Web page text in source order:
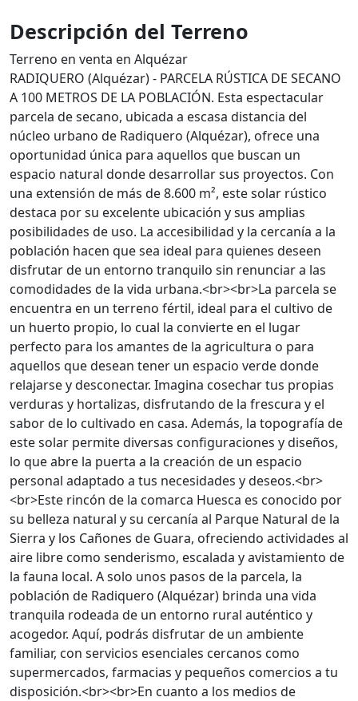
Descripción del Terreno
Terreno en venta en Alquézar
RADIQUERO (Alquézar) - PARCELA RÚSTICA DE SECANO
A 100 METROS DE LA POBLACIÓN. Esta espectacular
parcela de secano, ubicada a escasa distancia del
núcleo urbano de Radiquero (Alquézar), ofrece una
oportunidad única para aquellos que buscan un
espacio natural donde desarrollar sus proyectos. Con
una extensión de más de 8.600 m², este solar rústico
destaca por su excelente ubicación y sus amplias
posibilidades de uso. La accesibilidad y la cercanía a la
población hacen que sea ideal para quienes deseen
disfrutar de un entorno tranquilo sin renunciar a las
comodidades de la vida urbana.<br><br>La parcela se
encuentra en un terreno fértil, ideal para el cultivo de
un huerto propio, lo cual la convierte en el lugar
perfecto para los amantes de la agricultura o para
aquellos que desean tener un espacio verde donde
relajarse y desconectar. Imagina cosechar tus propias
verduras y hortalizas, disfrutando de la frescura y el
sabor de lo cultivado en casa. Además, la topografía de
este solar permite diversas configuraciones y diseños,
lo que abre la puerta a la creación de un espacio
personal adaptado a tus necesidades y deseos.<br>
<br>Este rincón de la comarca Huesca es conocido por
su belleza natural y su cercanía al Parque Natural de la
Sierra y los Cañones de Guara, ofreciendo actividades al
aire libre como senderismo, escalada y avistamiento de
la fauna local. A solo unos pasos de la parcela, la
población de Radiquero (Alquézar) brinda una vida
tranquila rodeada de un entorno rural auténtico y
acogedor. Aquí, podrás disfrutar de un ambiente
familiar, con servicios esenciales cercanos como
supermercados, farmacias y pequeños comercios a tu
disposición.<br><br>En cuanto a los medios de